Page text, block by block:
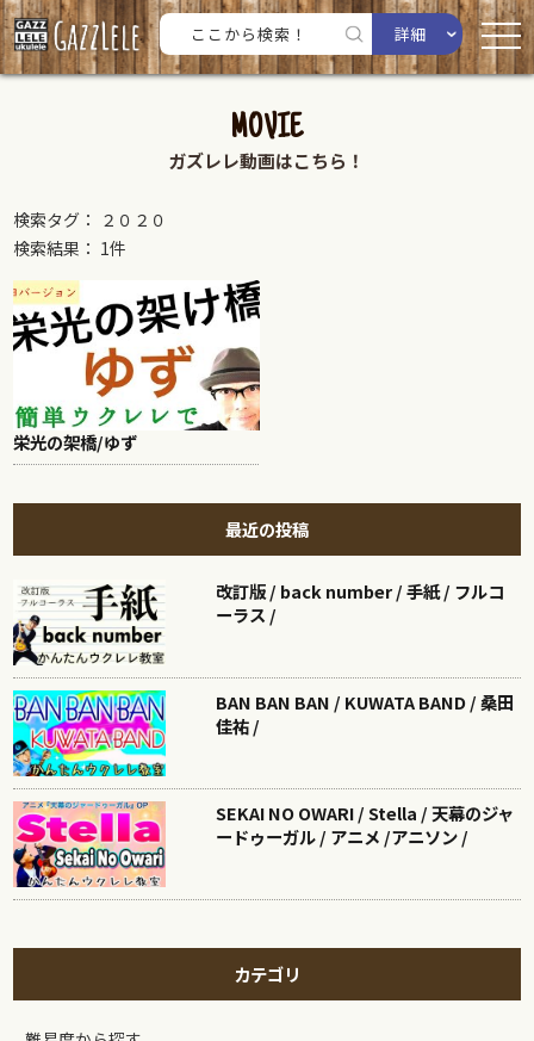
詳細
MOVIE
ガズレレ動画はこちら！
検索タグ： ２０２０
検索結果： 1件
栄光の架橋/ゆず
最近の投稿
改訂版 / back number / 手紙 / フルコ
ーラス /
BAN BAN BAN / KUWATA BAND / 桑田
佳祐 /
SEKAI NO OWARI / Stella / 天幕のジャ
ードゥーガル / アニメ /アニソン /
カテゴリ